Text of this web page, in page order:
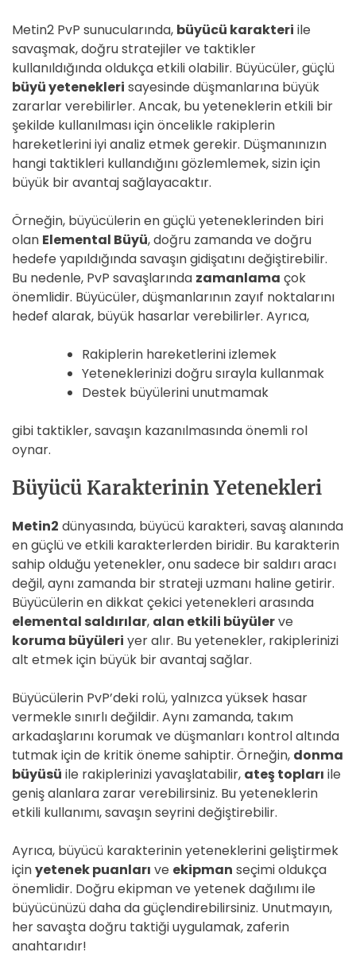
Metin2 PvP sunucularında, büyücü karakteri ile
savaşmak, doğru stratejiler ve taktikler
kullanıldığında oldukça etkili olabilir. Büyücüler, güçlü
büyü yetenekleri sayesinde düşmanlarına büyük
zararlar verebilirler. Ancak, bu yeteneklerin etkili bir
şekilde kullanılması için öncelikle rakiplerin
hareketlerini iyi analiz etmek gerekir. Düşmanınızın
hangi taktikleri kullandığını gözlemlemek, sizin için
büyük bir avantaj sağlayacaktır.
Örneğin, büyücülerin en güçlü yeteneklerinden biri
olan Elemental Büyü, doğru zamanda ve doğru
hedefe yapıldığında savaşın gidişatını değiştirebilir.
Bu nedenle, PvP savaşlarında zamanlama çok
önemlidir. Büyücüler, düşmanlarının zayıf noktalarını
hedef alarak, büyük hasarlar verebilirler. Ayrıca,
Rakiplerin hareketlerini izlemek
Yeteneklerinizi doğru sırayla kullanmak
Destek büyülerini unutmamak
gibi taktikler, savaşın kazanılmasında önemli rol
oynar.
Büyücü Karakterinin Yetenekleri
Metin2 dünyasında, büyücü karakteri, savaş alanında
en güçlü ve etkili karakterlerden biridir. Bu karakterin
sahip olduğu yetenekler, onu sadece bir saldırı aracı
değil, aynı zamanda bir strateji uzmanı haline getirir.
Büyücülerin en dikkat çekici yetenekleri arasında
elemental saldırılar, alan etkili büyülerve
koruma büyüleri yer alır. Bu yetenekler, rakiplerinizi
alt etmek için büyük bir avantaj sağlar.
Büyücülerin PvP’deki rolü, yalnızca yüksek hasar
vermekle sınırlı değildir. Aynı zamanda, takım
arkadaşlarını korumak ve düşmanları kontrol altında
tutmak için de kritik öneme sahiptir. Örneğin, donma
büyüsü ile rakiplerinizi yavaşlatabilir, ateş topları ile
geniş alanlara zarar verebilirsiniz. Bu yeteneklerin
etkili kullanımı, savaşın seyrini değiştirebilir.
Ayrıca, büyücü karakterinin yeteneklerini geliştirmek
içinyetenek puanları ve ekipman seçimi oldukça
önemlidir. Doğru ekipman ve yetenek dağılımı ile
büyücünüzü daha da güçlendirebilirsiniz. Unutmayın,
her savaşta doğru taktiği uygulamak, zaferin
anahtarıdır!